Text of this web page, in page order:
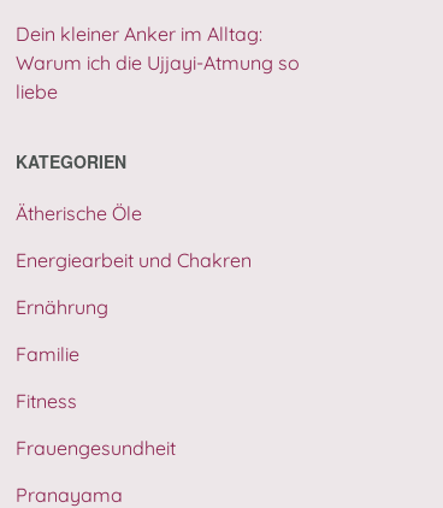
Dein kleiner Anker im Alltag:
Warum ich die Ujjayi-Atmung so
liebe
KATEGORIEN
Ätherische Öle
Energiearbeit und Chakren
Ernährung
Familie
Fitness
Frauengesundheit
Pranayama